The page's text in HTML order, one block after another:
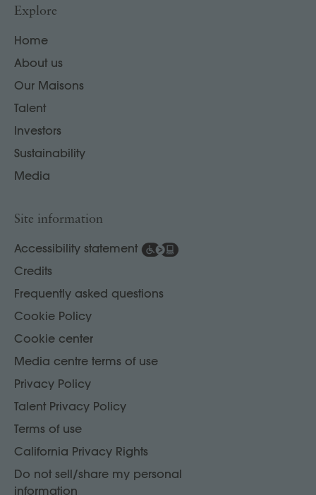
Explore
Home
About us
Our Maisons
Talent
Investors
Sustainability
Media
Site information
Accessibility statement
Credits
Frequently asked questions
Cookie Policy
Cookie center
Media centre terms of use
Privacy Policy
Talent Privacy Policy
Terms of use
California Privacy Rights
Do not sell/share my personal
information